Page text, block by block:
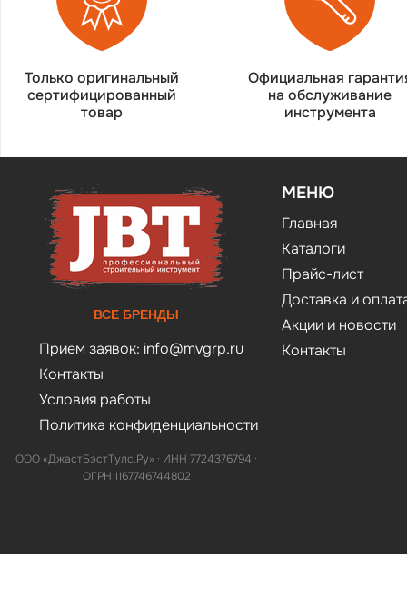
Только оригинальный
сертифицированный
товар
Официальная
на обслуживание
инструмента
ВСЕ БРЕНДЫ
Прием заявок: info@mvgrp.ru
Контакты
Условия работы
Политика конфиденциальности
ООО «ДжастБэстТулс.Ру» · ИНН 7724376794 ·
ОГРН 1167746744802
МЕНЮ
Главная
Каталоги
Прайс-лист
Доставка и
Акции и новости
Контакты